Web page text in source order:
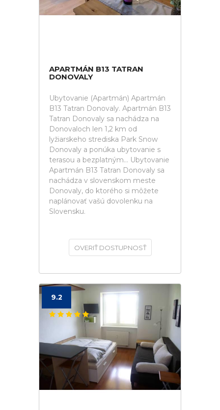
APARTMÁN B13 TATRAN
DONOVALY
Ubytovanie (Apartmán) Apartmán
B13 Tatran Donovaly. Apartmán B13
Tatran Donovaly sa nachádza na
Donovaloch len 1,2 km od
lyžiarskeho strediska Park Snow
Donovaly a ponúka ubytovanie s
terasou a bezplatným... Ubytovanie
Apartmán B13 Tatran Donovaly sa
nachádza v slovenskom meste
Donovaly, do ktorého si môžete
naplánovať vašú dovolenku na
Slovensku.
OVERIŤ DOSTUPNOSŤ
9.2